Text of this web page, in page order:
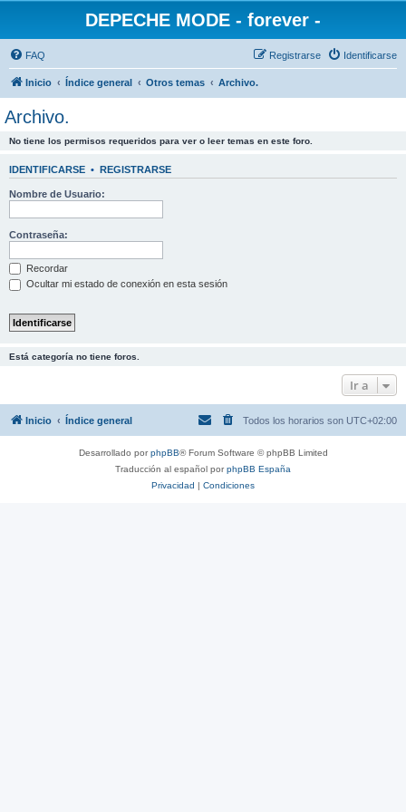
DEPECHE MODE - forever -
FAQ Identificarse
Registrarse
Inicio Índice general Otros temas Archivo.
Archivo.
No tiene los permisos requeridos para ver o leer temas en este foro.
IDENTIFICARSE • REGISTRARSE
Nombre de Usuario:
Contraseña:
Recordar
Ocultar mi estado de conexión en esta sesión
Está categoría no tiene foros.
Ir a
Inicio Índice general Todos los horarios son UTC+02:00
Desarrollado porphpBB® Forum Software © phpBB Limited
Traducción al español porphpBB España
Privacidad | Condiciones